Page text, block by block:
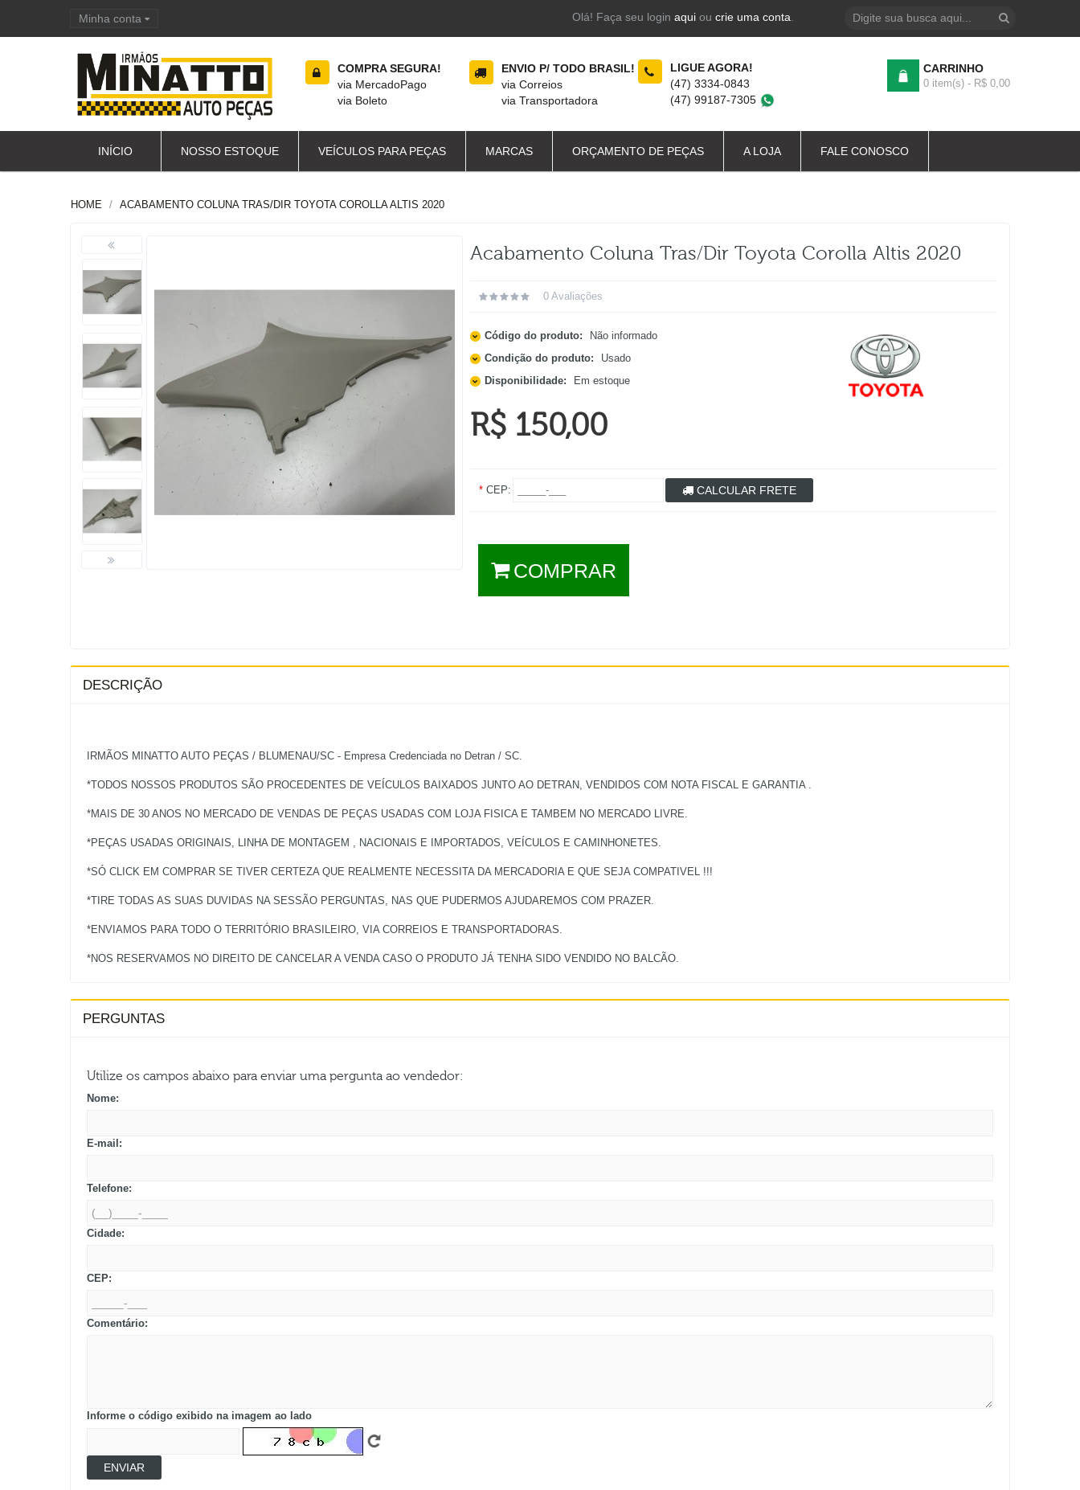
Minha conta Olá! Faça seu login aquiou crie uma conta
COMPRA SEGURA!
via MercadoPago
via Boleto
ENVIO P/ TODO BRASIL!
via Correios
via Transportadora
LIGUE AGORA!
(47) 3334-0843
(47) 99187-7305
CARRINHO
0 item(s) - R$ 0,00
INÍCIO NOSSO ESTOQUE VEÍCULOS PARA PEÇAS MARCAS ORÇAMENTO DE PEÇAS A LOJA FALE CONOSCO
HOME ACABAMENTO COLUNA TRAS/DIR TOYOTA COROLLA ALTIS 2020
Acabamento Coluna Tras/dir Toyota Corolla Altis 2020
0 Avaliações
Código do produto:
Não informado
Condição do produto:
Usado
Disponibilidade:
Em estoque
R$ 150,00
*CEP: CALCULAR FRETE
COMPRAR
DESCRIÇÃO
IRMÃOS MINATTO AUTO PEÇAS / BLUMENAU/SC - Empresa Credenciada no Detran / SC.
*TODOS NOSSOS PRODUTOS SÃO PROCEDENTES DE VEÍCULOS BAIXADOS JUNTO AO DETRAN, VENDIDOS COM NOTA FISCAL E GARANTIA .
*MAIS DE 30 ANOS NO MERCADO DE VENDAS DE PEÇAS USADAS COM LOJA FISICA E TAMBEM NO MERCADO LIVRE.
*PEÇAS USADAS ORIGINAIS, LINHA DE MONTAGEM , NACIONAIS E IMPORTADOS, VEÍCULOS E CAMINHONETES.
*SÓ CLICK EM COMPRAR SE TIVER CERTEZA QUE REALMENTE NECESSITA DA MERCADORIA E QUE SEJA COMPATIVEL !!!
*TIRE TODAS AS SUAS DUVIDAS NA SESSÃO PERGUNTAS, NAS QUE PUDERMOS AJUDAREMOS COM PRAZER.
*ENVIAMOS PARA TODO O TERRITÓRIO BRASILEIRO, VIA CORREIOS E TRANSPORTADORAS.
PERGUNTAS
Utilize os campos abaixo para enviar uma pergunta ao vendedor:
Nome:
E-mail:
Telefone:
Cidade:
CEP:
Comentário:
Informe o código exibido na imagem ao lado
ENVIAR